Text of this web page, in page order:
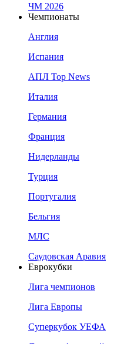
ЧМ 2026
Чемпионаты
Англия
Испания
АПЛ Top News
Италия
Германия
Франция
Нидерланды
Турция
Португалия
Бельгия
МЛС
Саудовская Аравия
Еврокубки
Лига чемпионов
Лига Европы
Суперкубок УЕФА